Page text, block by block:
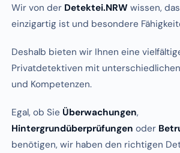
Wir von der Detektei.NRW wissen,
einzigartig ist und besondere
Deshalb bieten wir Ihnen eine
Privatdetektiven mit
und Kompetenzen.
Egal, ob Sie Überwachungen,
Hintergrundüberprüfungen oder
benötigen, wir haben den richtigen